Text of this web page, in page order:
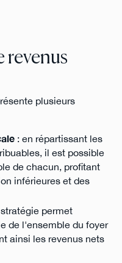
revenus
plusieurs
: en répartissant les
il est possible
de chacun, profitant
inférieures et des
permet
de l'ensemble du foyer
ainsi les revenus nets